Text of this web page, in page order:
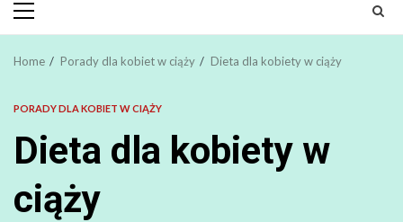
Primary
Menu
Home Porady dla kobiet w ciąży Dieta dla kobiety w ciąży
PORADY DLA KOBIET W CIĄŻY
Dieta dla kobiety w
ciąży